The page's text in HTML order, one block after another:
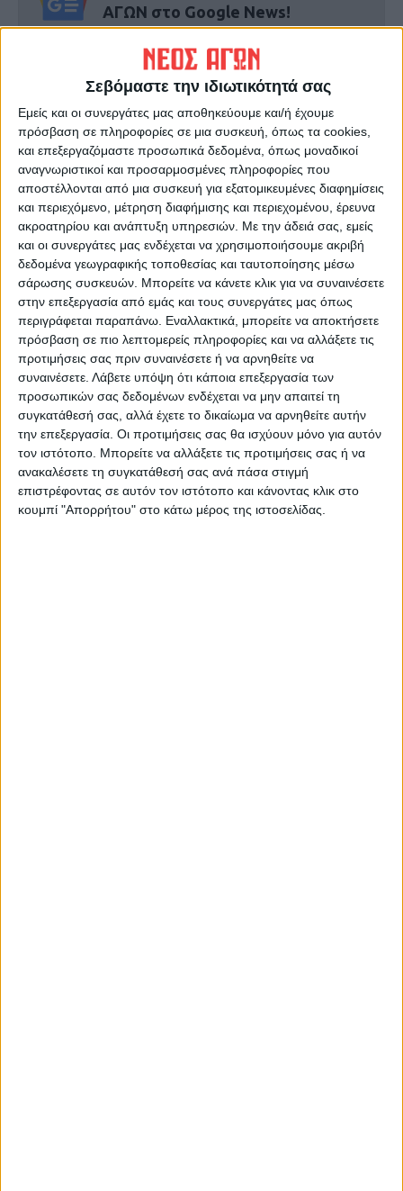
Σεβόμαστε την ιδιωτικότητά σας
Εμείς και οι συνεργάτες μας αποθηκεύουμε και/ή έχουμε
πρόσβαση σε πληροφορίες σε μια συσκευή, όπως τα cookies,
και επεξεργαζόμαστε προσωπικά δεδομένα, όπως μοναδικοί
αναγνωριστικοί και προσαρμοσμένες πληροφορίες που
αποστέλλονται από μια συσκευή για εξατομικευμένες διαφημίσεις
και περιεχόμενο, μέτρηση διαφήμισης και περιεχομένου, έρευνα
ακροατηρίου και ανάπτυξη υπηρεσιών. Με την άδειά σας, εμείς
και οι συνεργάτες μας ενδέχεται να χρησιμοποιήσουμε ακριβή
δεδομένα γεωγραφικής τοποθεσίας και ταυτοποίησης μέσω
σάρωσης συσκευών. Μπορείτε να κάνετε κλικ για να συναινέσετε
στην επεξεργασία από εμάς και τους συνεργάτες μας όπως
περιγράφεται παραπάνω. Εναλλακτικά, μπορείτε να αποκτήσετε
πρόσβαση σε πιο λεπτομερείς πληροφορίες και να αλλάξετε τις
προτιμήσεις σας πριν συναινέσετε ή να αρνηθείτε να
συναινέσετε. Λάβετε υπόψη ότι κάποια επεξεργασία των
προσωπικών σας δεδομένων ενδέχεται να μην απαιτεί τη
συγκατάθεσή σας, αλλά έχετε το δικαίωμα να αρνηθείτε αυτήν
την επεξεργασία. Οι προτιμήσεις σας θα ισχύουν μόνο για αυτόν
τον ιστότοπο. Μπορείτε να αλλάξετε τις προτιμήσεις σας ή να
ανακαλέσετε τη συγκατάθεσή σας ανά πάσα στιγμή
επιστρέφοντας σε αυτόν τον ιστότοπο και κάνοντας κλικ στο
κουμπί "Απορρήτου" στο κάτω μέρος της ιστοσελίδας.
ΑΓΩΝ στο Google News!
Καρδίτσας και ευρύτερα της Θεσσαλίας
ΠΡΟΗΓΟΥΜΕΝΟ ΑΡΘΡΟ
Χιονόστρωση σε ορεινά-
ημιορεινά χωριά του Νομού,
έρχονται χιονόπτωση στην
Καρδίτσα και πολικές
θερμοκρασίες
ΕΠΟΜΕΝΟ ΑΡΘΡΟ
Με τα μισά κέντρα θα
«τρέξει» το πρόγραμμα
εμβολιασμού στο Νομό
ΝΕΟΣ ΑΓΩΝ
https://neosagon.gr
Η Αρχαιότερη Καθημερινή Πρωινή Εφημερίδα της Καρδίτσας